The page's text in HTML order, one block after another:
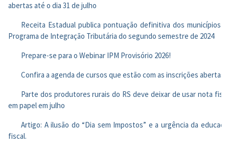
abertas até o dia 31 de julho
Receita Estadual publica pontuação definitiva dos municípios
Programa de Integração Tributária do segundo semestre de 2024
Prepare-se para o Webinar IPM Provisório 2026!
Confira a agenda de cursos que estão com as inscrições abertas
Parte dos produtores rurais do RS deve deixar de usar nota
em papel em julho
Artigo: A ilusão do “Dia sem Impostos” e a urgência da
fiscal.